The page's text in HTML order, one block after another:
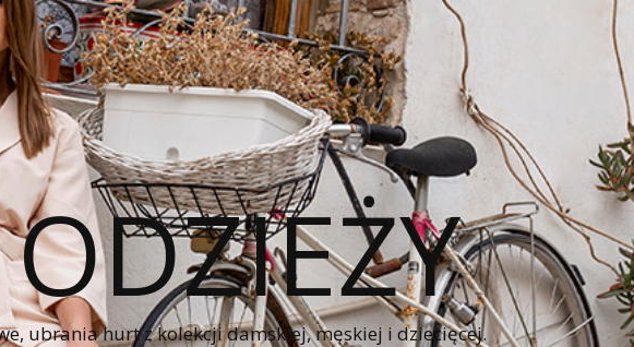
ubrania hurt z kolekcji damskiej, męskiej i dziecięcej.